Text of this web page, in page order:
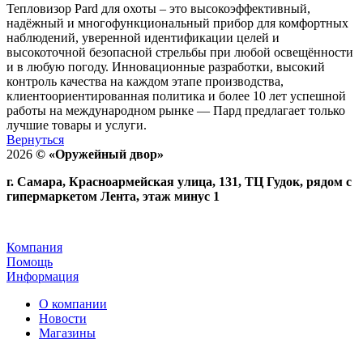
Тепловизор Pard для охоты – это высокоэффективный,
надёжный и многофункциональный прибор для комфортных
наблюдений, уверенной идентификации целей и
высокоточной безопасной стрельбы при любой освещённости
и в любую погоду. Инновационные разработки, высокий
контроль качества на каждом этапе производства,
клиентоориентированная политика и более 10 лет успешной
работы на международном рынке — Пард предлагает только
лучшие товары и услуги.
Вернуться
2026 © «Оружейный двор»
г. Самара, Красноармейская улица, 131, ТЦ Гудок, рядом с
гипермаркетом Лента, этаж минус 1
Компания
Помощь
Информация
О компании
Новости
Магазины